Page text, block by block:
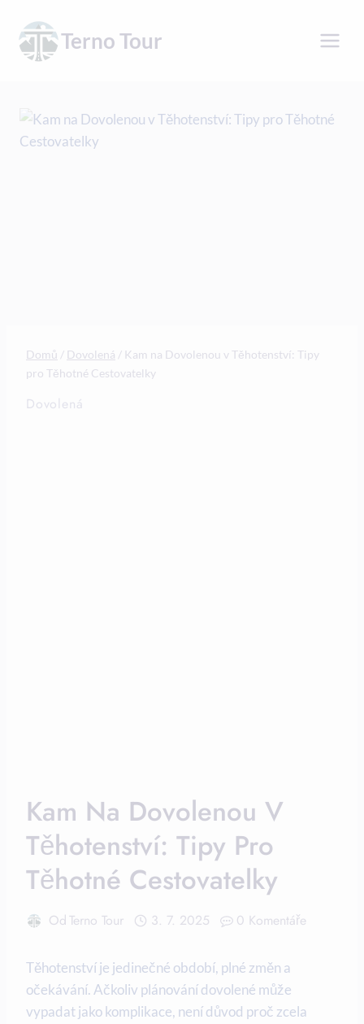
obsah
Terno Tour
Domů / Dovolená / Kam na Dovolenou v Těhotenství: Tipy
pro Těhotné Cestovatelky
Dovolená
Kam Na Dovolenou V
Těhotenství: Tipy Pro
Těhotné Cestovatelky
OdTerno Tour 3. 7. 2025 0 Komentáře
Těhotenství je jedinečné období, plné změn ⁣a
očekávání. Ačkoliv plánování dovolené může
vypadat‌ jako komplikace, není důvod proč zcela